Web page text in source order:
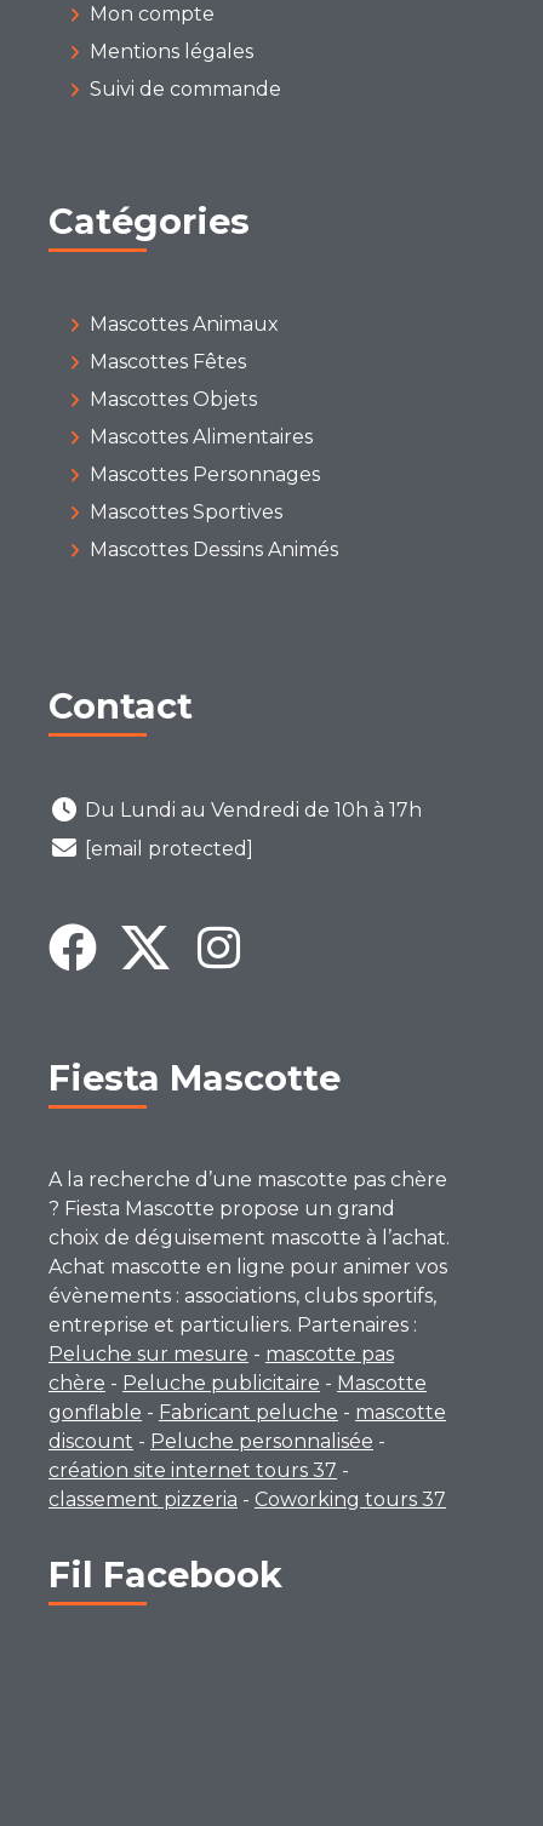
Mon compte
Mentions légales
Suivi de commande
Catégories
Mascottes Animaux
Mascottes Fêtes
Mascottes Objets
Mascottes Alimentaires
Mascottes Personnages
Mascottes Sportives
Mascottes Dessins Animés
Contact
Du Lundi au Vendredi de 10h à 17h
[email protected]
Fiesta Mascotte
A la recherche d’une mascotte pas chère
? Fiesta Mascotte propose un grand
choix de déguisement mascotte à l’achat.
Achat mascotte en ligne pour animer vos
évènements : associations, clubs sportifs,
entreprise et particuliers. Partenaires :
Peluche sur mesure - mascotte pas
chère - Peluche publicitaire - Mascotte
gonflable - Fabricant peluche - mascotte
discount - Peluche personnalisée -
création site internet tours 37 -
classement pizzeria - Coworking tours 37
Fil Facebook